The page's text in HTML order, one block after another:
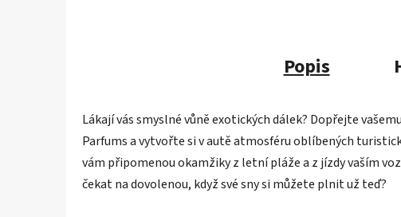
Popis
Lákají vás smyslné vůně exotických dálek? Dopřejte
Parfums a vytvořte si v autě atmosféru oblíbených
vám připomenou okamžiky z letní pláže a z jízdy vaším
čekat na dovolenou, když své sny si můžete plnit už teď?